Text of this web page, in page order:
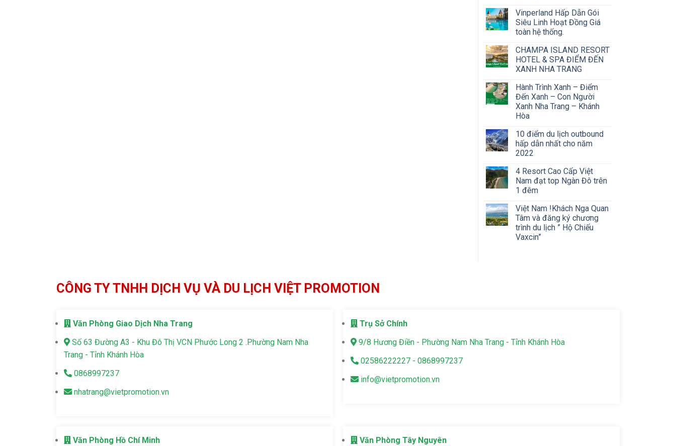
Vinperland Hấp Dẫn Gói
Siêu Linh Hoạt Đồng Giá
toàn hệ thống.
CHAMPA ISLAND RESORT
HOTEL & SPA ĐIỂM ĐẾN
XANH NHA TRANG
Hành Trình Xanh – Điểm
Đến Xanh – Con Người
Xanh Nha Trang – Khánh
Hòa
10 điểm du lịch outbound
hấp dẫn nhất cho năm
2022
4 Resort Cao Cấp Việt
Nam đạt top Ngàn Đô trên
1 đêm
Việt Nam !Khách Nga Quan
Tâm và đăng ký chương
trình du lịch ” Hộ Chiếu
Vaxcin”
CÔNG TY TNHH DỊCH VỤ VÀ DU LỊCH VIỆT PROMOTION
Văn Phòng Giao Dịch Nha Trang
Số 63 Đường A3 - Khu Đô Thị VCN Phước Long 2 .Phường Nam Nha
Trang - Tỉnh Khánh Hòa
0868997237
nhatrang@vietpromotion.vn
Trụ Sở Chính
9/8 Hương Điền - Phường Nam Nha Trang - Tỉnh Khánh Hòa
02586222227 - 0868997237
info@vietpromotion.vn
Văn Phòng Hồ Chí Minh Văn Phòng Tây Nguyên